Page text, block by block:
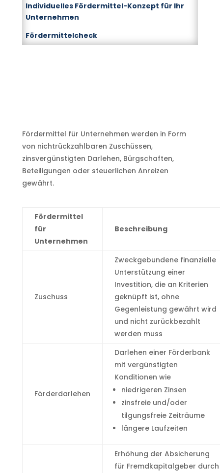
Individuelles Fördermittel-Konzept für Ihr
Unternehmen
Fördermittelcheck
Fördermittel für Unternehmen werden in Form
von nichtrückzahlbaren Zuschüssen,
zinsvergünstigten Darlehen, Bürgschaften,
Beteiligungen oder steuerlichen Anreizen
gewährt.
Fördermittel
für
Unternehmen
Beschreibung
Zuschuss
Zweckgebundene finanzielle
Unterstützung einer
Investition, die an Kriterien
geknüpft ist, ohne
Gegenleistung gewährt wird
und nicht zurückbezahlt
werden muss
Förderdarlehen
Darlehen einer Förderbank
mit vergünstigten
Konditionen wie
niedrigeren Zinsen
zinsfreie und/oder
tilgungsfreie Zeiträume
längere Laufzeiten
Erhöhung der Absicherung
für Fremdkapitalgeber durch